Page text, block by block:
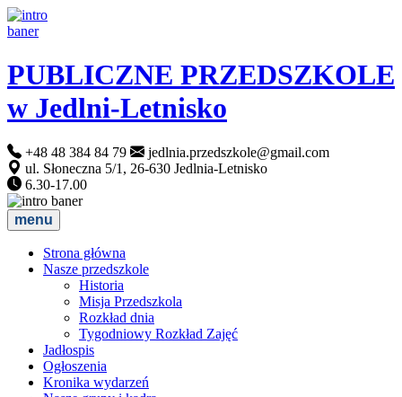
PUBLICZNE PRZEDSZKOLE
w Jedlni-Letnisko
+48 48 384 84 79
jedlnia.przedszkole@gmail.com
ul. Słoneczna 5/1, 26-630 Jedlnia-Letnisko
6.30-17.00
menu
Strona główna
Nasze przedszkole
Historia
Misja Przedszkola
Rozkład dnia
Tygodniowy Rozkład Zajęć
Jadłospis
Ogłoszenia
Kronika wydarzeń